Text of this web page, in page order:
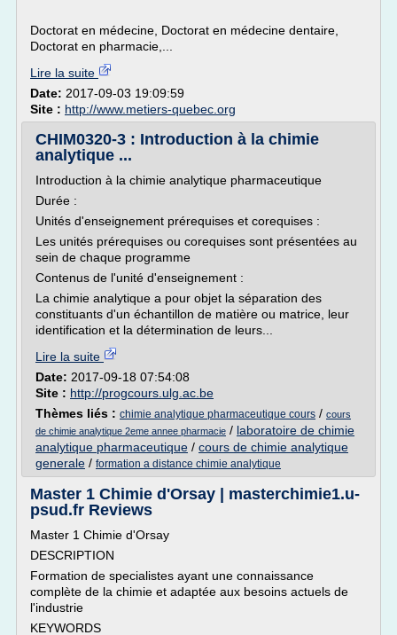
Doctorat en médecine, Doctorat en médecine dentaire,
Doctorat en pharmacie,...
Lire la suite
Date: 2017-09-03 19:09:59
Site : http://www.metiers-quebec.org
CHIM0320-3 : Introduction à la chimie
analytique ...
Introduction à la chimie analytique pharmaceutique
Durée :
Unités d'enseignement prérequises et corequises :
Les unités prérequises ou corequises sont présentées au
sein de chaque programme
Contenus de l'unité d'enseignement :
La chimie analytique a pour objet la séparation des
constituants d'un échantillon de matière ou matrice, leur
identification et la détermination de leurs...
Lire la suite
Date: 2017-09-18 07:54:08
Site : http://progcours.ulg.ac.be
Thèmes liés : chimie analytique pharmaceutique cours / cours
de chimie analytique 2eme annee pharmacie / laboratoire de chimie
analytique pharmaceutique / cours de chimie analytique
generale / formation a distance chimie analytique
Master 1 Chimie d'Orsay | masterchimie1.u-
psud.fr Reviews
Master 1 Chimie d'Orsay
DESCRIPTION
Formation de specialistes ayant une connaissance
complète de la chimie et adaptée aux besoins actuels de
l'industrie
KEYWORDS